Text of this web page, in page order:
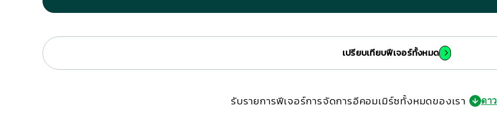
เปรียบเทียบฟีเจอร์ทั้งหมด
รับรายการฟีเจอร์การจัดการอีคอมเมิร์ซทั้งหมดของเรา ดา